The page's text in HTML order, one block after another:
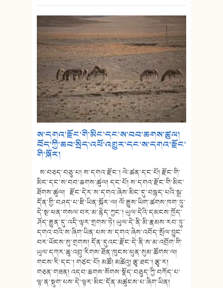
ས་དགའ་རྫོང་གི་མིང་དང་ས་བབ་ཆགས་ཚུལ།
བོད་ཀྱི་ཆབ་སྲིད་འཕོ་འགྱུར་དང་ས་དགའ་རྫོང་
གི་སྐོར།
ས་བཅད་བཅུ་པ། ས་དགའ་རྫོང་། ལེ་ཚན་དང་པོ། རྫོང་གི་
མིང་དང་ས་བབ་ཆགས་ཚུལ། དང་པོ། ས་དགའ་རྫོང་གི་མིང་
ཐོགས་ཚུལ། རྫོང་དེར་ས་དགའ་ཞེས་མིང་དུ་བསྙད་པའི་སྒྲ་
དོན་གྱི་བཤད་པ་ཇི་ཡིན་སྐོར་ལ། ལོ་རྒྱུས་ཡིག་ཚགས་ཁག་ཏུ་
དེ་སྔ་ཕན་གསལ་བར་མ་རྙེད་ཀྱང་། ཡུལ་དེའི་དམངས་ཁྲོད་
ཤོད་རྒྱུན་དུ་འདི་ལྟར་གྲགས་ཏེ། ཡུལ་དེ་ནི་མི་རྣམས་རབ་ཏུ་
དགའ་བའི་ས་ཞིག་ཡིན་པས་ས་དགའ་ཞེས་འབོད་སྲོལ་བྱུང་
བར་ཡོངས་སུ་གྲགས། དོན་དུའང་རྫོང་དེ་ནི་ས་མ་འབྲོག་གི་
ཡུལ་དཀར་ཆུ་འབྲུ་རིགས་ཐོན་ཁུངས་ཕུན་སུམ་ཚོགས་ལ།
གངས་རི་དང་། གཙང་པོ། མཚོ། མཚེའུ། རྩྭ་ཐང་། རྩྭ་ར།
གཅན་གཟན། འདབ་ཆགས་སོགས་སྣོད་བཅུད་ཀྱི་བཀོད་པ་
ལྟ་ན་སྡུག་པས་དེ་ལྟར་མིང་དོན་མཚུངས་པ་ཞིག་ཡིན།